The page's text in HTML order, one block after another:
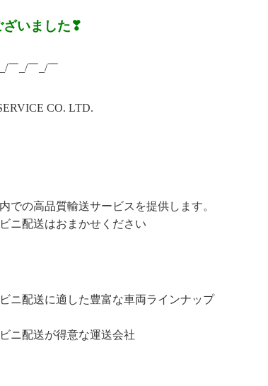
ざいました❣
￣_/￣_/￣
CO. LTD.
の高品質輸送サービスを提供します。
ニ配送はおまかせください
ニ配送に適した豊富な車両ラインナップ
ニ配送が得意な運送会社